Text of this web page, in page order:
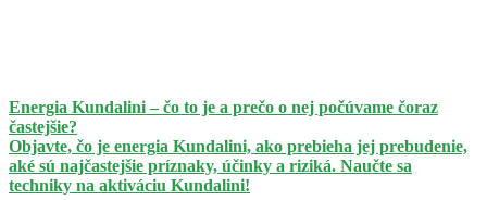
Energia Kundalini – čo to je a prečo o nej počúvame čoraz
častejšie?
Objavte, čo je energia Kundalini, ako prebieha jej prebudenie,
aké sú najčastejšie príznaky, účinky a riziká. Naučte sa
techniky na aktiváciu Kundalini!